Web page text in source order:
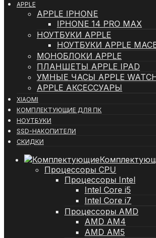
APPLE
APPLE IPHONE
IPHONE 14 PRO MAX
НОУТБУКИ APPLE
НОУТБУКИ APPLE
МОНОБЛОКИ APPLE
ПЛАНШЕТЫ APPLE IPAD
УМНЫЕ ЧАСЫ APPLE
APPLE АКСЕССУАРЫ
XIAOMI
КОМПЛЕКТУЮЩИЕ ДЛЯ ПК
НОУТБУКИ
SSD-НАКОПИТЕЛИ
СКИДКИ
Процессоры CPU
Процессоры Intel
Intel Core i5
Intel Core i7
Процессоры AMD
AMD AM4
AMD AM5